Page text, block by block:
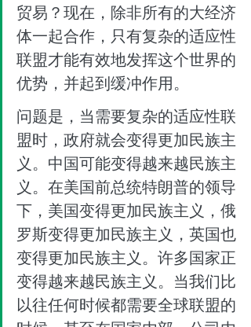
贸易？现在，除非所有的大经济
体一起合作，只有复杂的适应性
联盟才能有效地发挥这个世界的
优势，并起到缓冲作用。
问题是，当需要复杂的适应性联
盟时，政府就会变得更加民族主
义。中国可能变得越来越民族主
义。在美国前总统特朗普的领导
下，美国变得更加民族主义，俄
罗斯变得更加民族主义，英国也
变得更加民族主义。许多国家正
变得越来越民族主义。当我们比
以往任何时候都需要全球联盟的